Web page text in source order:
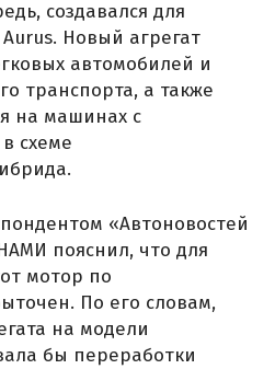
создавался для
Новый агрегат
автомобилей и
транспорта, а также
на машинах с
схеме
«Автоновостей
пояснил, что для
мотор по
По его словам,
на модели
бы переработки